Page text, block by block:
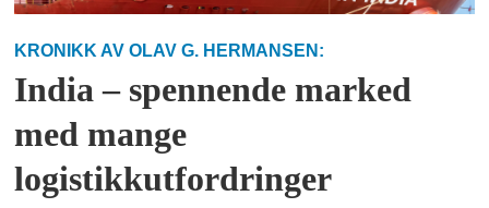
KRONIKK AV OLAV G. HERMANSEN:
India – spennende marked
med mange
logistikkutfordringer